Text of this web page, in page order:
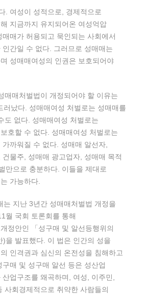
. 여성이 성적으로, 경제적으로
지금까지 유지되어온 여성억압
매가 허용되고 묵인되는 사회에서
간일 수 없다. 그러므로 성매매는
성매매여성의 인권은 보호되어야
매매처벌법이 개정되어야 할 이유는
러났다. 성매매여성 처벌로는 성매매를
도 없다. 성매매여성 처벌로는
호할 수 없다. 성매매여성 처벌로는
까워질 수 없다. 성매매 알선자,
물주, 성매매 광고업자, 성매매 목적
만으로 충분하다. 이들을 제대로
가능하다.
는 지난 3년간 성매매처벌법 개정을
월 국회 토론회를 통해
정안인 「성구매 및 알선등행위의
)을 발표했다. 이 법은 인간의 성을
인격권과 심신의 온전성을 침해하고
매 및 성구매 알선 등은 성산업
업구조를 왜곡하며, 여성, 이주민,
사회경제적으로 취약한 사람들의